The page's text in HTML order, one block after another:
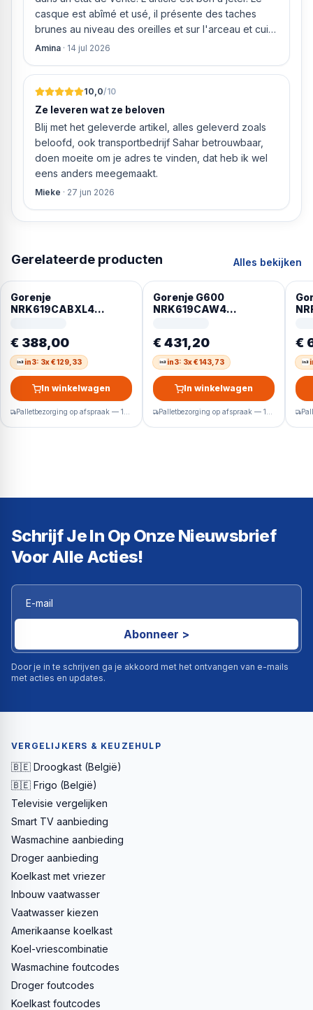
casque est abîmé et usé, il présente des taches
brunes au niveau des oreilles et sur l'arceau et cuir
qui est craquelé ! Les coussins sont eux « dégonflés
Amina · 14 jul 2026
10,0/10
Ze leveren wat ze beloven
Blij met het geleverde artikel, alles geleverd zoals
beloofd, ook transportbedrijf Sahar betrouwbaar,
doen moeite om je adres te vinden, dat heb ik wel
eens anders meegemaakt.
Mieke · 27 jun 2026
Gerelateerde producten Alles bekijken
Gorenje
NRK619CABXL4
€ 388,00
in3: 3x € 129,33
In winkelwagen
Gorenje G600
NRK619CAW4
€ 431,20
in3: 3x € 143,73
In winkelwagen
€
Schrijf Je In Op Onze Nieuwsbrief
Voor Alle Acties!
Abonneer >
Door je in te schrijven ga je akkoord met het ontvangen van e-mails
met acties en updates.
VERGELIJKERS & KEUZEHULP
🇧🇪 Droogkast (België)
🇧🇪 Frigo (België)
Televisie vergelijken
Smart TV aanbieding
Wasmachine aanbieding
Droger aanbieding
Koelkast met vriezer
Inbouw vaatwasser
Vaatwasser kiezen
Amerikaanse koelkast
Koel-vriescombinatie
Wasmachine foutcodes
Droger foutcodes
Koelkast foutcodes